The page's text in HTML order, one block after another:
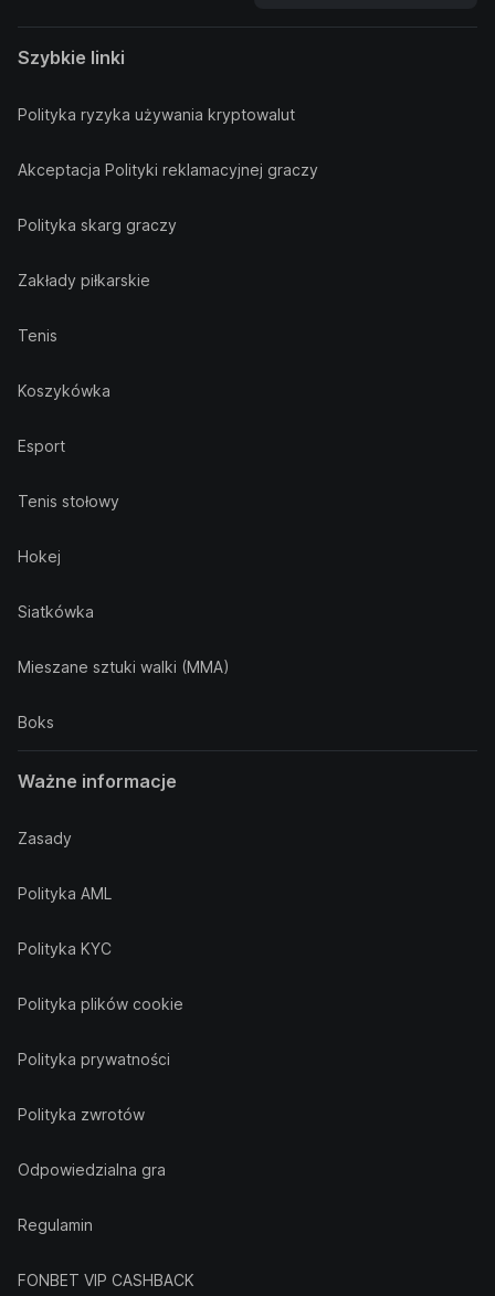
Szybkie linki
Polityka ryzyka używania kryptowalut
Akceptacja Polityki reklamacyjnej graczy
Polityka skarg graczy
Zakłady piłkarskie
Tenis
Koszykówka
Esport
Tenis stołowy
Hokej
Siatkówka
Mieszane sztuki walki (MMA)
Boks
Ważne informacje
Zasady
Polityka AML
Polityka KYC
Polityka plików cookie
Polityka prywatności
Polityka zwrotów
Odpowiedzialna gra
Regulamin
FONBET VIP CASHBACK